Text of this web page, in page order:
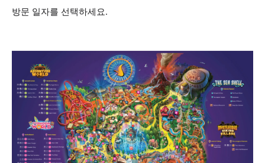
방문 일자를 선택하세요.